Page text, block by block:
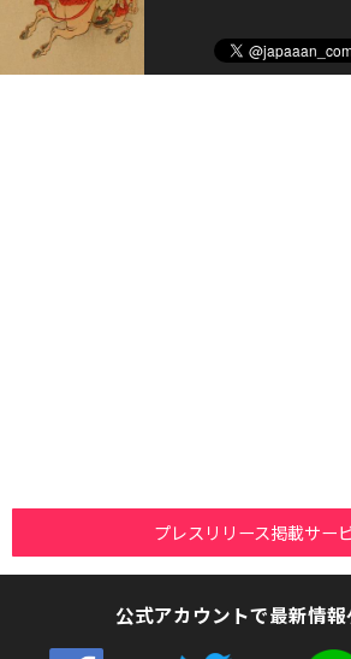
プレスリリース掲載サー
公式アカウントで最新情報